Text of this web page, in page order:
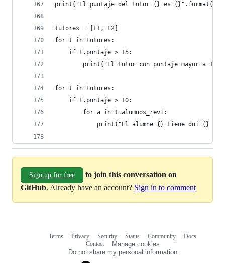
print("El puntaje del tutor {} es
tutores = [t1, t2]
for t in tutores:
    if t.puntaje > 15:
print("El tutor con puntaje mayor a 15
for t in tutores:
    if t.puntaje > 10:
        for a in t.alumnos_revi:
print("El alumne {} tiene dni {} y
Sign up for free
to join this conversation on
GitHub. Already have an account? Sign in to comment
Terms Privacy Security Status Community
Docs
Contact
Manage cookies
Do not share my personal information